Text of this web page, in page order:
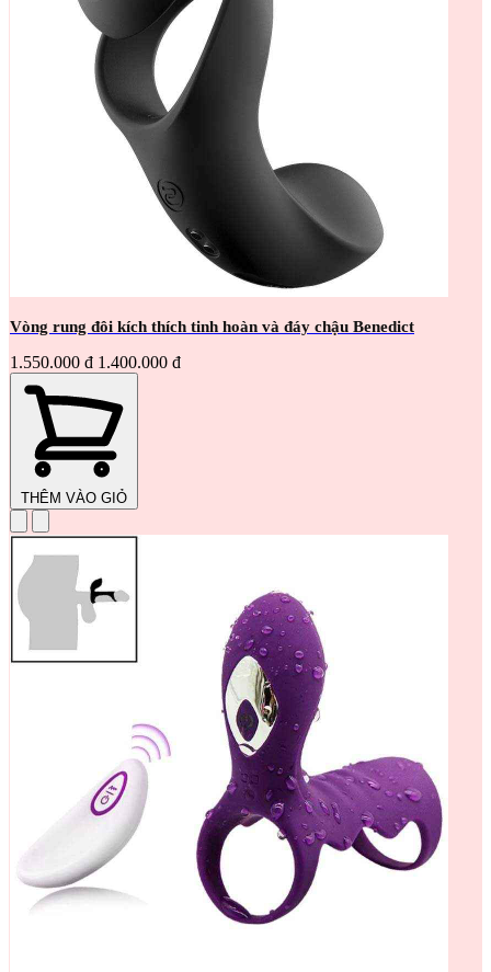
Vòng rung đôi kích thích tinh hoàn và đáy chậu Benedict
1.550.000 đ 1.400.000 đ
THÊM VÀO GIỎ